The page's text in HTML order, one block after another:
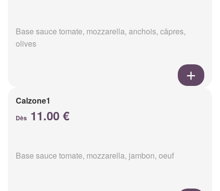
Base sauce tomate, mozzarella, anchois, câpres,
olives
Calzone1
Dès 11.00 €
Base sauce tomate, mozzarella, jambon, oeuf